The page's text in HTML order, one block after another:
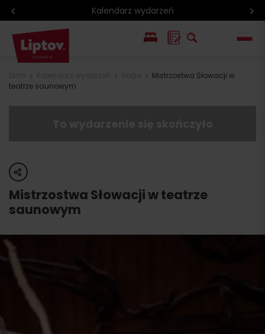
Kalendarz wydarzeń
Mistrzostwa Słowacji w
teatrze saunowym
share
Mistrzostwa Słowacji w teatrze
saunowym